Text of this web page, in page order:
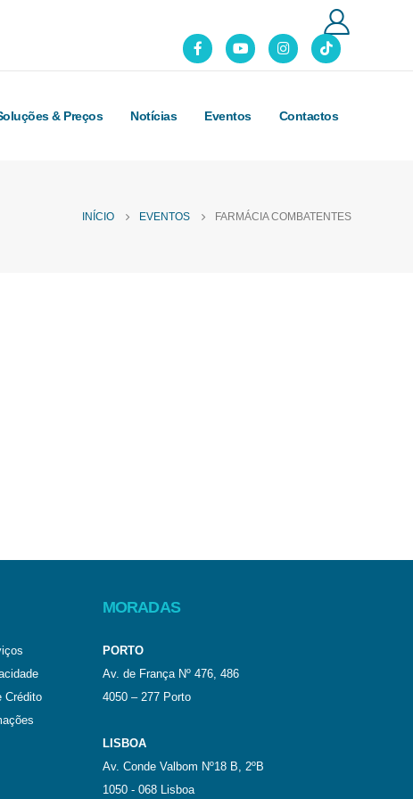
& Preços Notícias Eventos Contactos
INÍCIO EVENTOS FARMÁCIA COMBATENTES
Crédito
MORADAS
PORTO
Av. de França Nº 476, 486
4050 – 277 Porto
LISBOA
Av. Conde Valbom Nº18 B, 2ºB
1050 - 068 Lisboa